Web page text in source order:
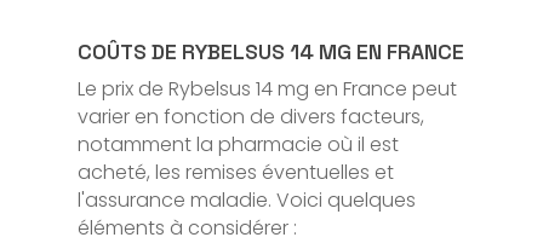
COÛTS DE RYBELSUS 14 MG EN FRANCE
Le prix de Rybelsus 14 mg en France peut
varier en fonction de divers facteurs,
notamment la pharmacie où il est
acheté, les remises éventuelles et
l'assurance maladie. Voici quelques
éléments à considérer :